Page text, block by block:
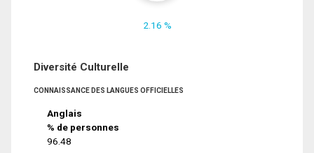
2.16 %
Diversité Culturelle
CONNAISSANCE DES LANGUES OFFICIELLES
Anglais
% de personnes
96.48